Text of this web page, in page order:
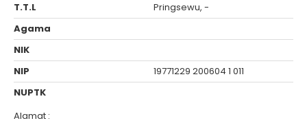
T.T.L
Pringsewu, -
Agama
NIK
NIP
19771229 200604 1 011
NUPTK
Alamat :